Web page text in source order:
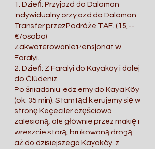
1. Dzień: Przyjazd do Dalaman
Indywidualny przyjazd do Dalaman
Transfer przezPodróże TAF. (15,--
€/osoba)
Zakwaterowanie:Pensjonat w
Faralyi.
2. Dzień: Z Faralyi do Kayaköy i dalej
do Ölüdeniz
Po śniadaniu jedziemy do Kaya Köy
(ok. 35 min). Stamtąd kierujemy się w
stronę Keçeciler częściowo
zalesioną, ale głównie przez makię i
wreszcie starą, brukowaną drogą
aż do dzisiejszego Kayaköy. z